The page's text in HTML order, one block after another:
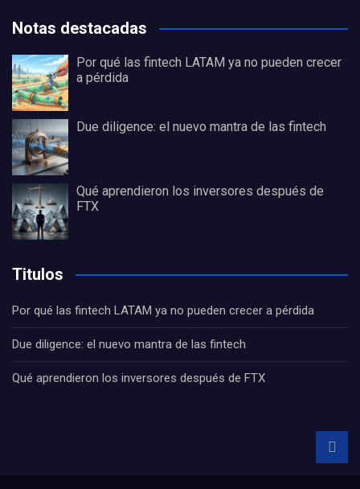
Notas destacadas
Por qué las fintech LATAM ya no pueden crecer
a pérdida
Due diligence: el nuevo mantra de las fintech
Qué aprendieron los inversores después de
FTX
Titulos
Por qué las fintech LATAM ya no pueden crecer a pérdida
Due diligence: el nuevo mantra de las fintech
Qué aprendieron los inversores después de FTX